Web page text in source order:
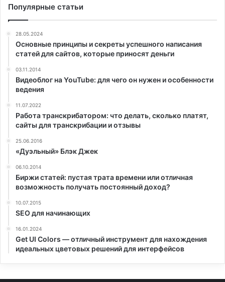
Популярные статьи
28.05.2024
Основные принципы и секреты успешного написания
статей для сайтов, которые приносят деньги
03.11.2014
Видеоблог на YouTube: для чего он нужен и особенности
ведения
11.07.2022
Работа транскрибатором: что делать, сколько платят,
сайты для транскрибации и отзывы
25.06.2016
«Дуэльный» Блэк Джек
06.10.2014
Биржи статей: пустая трата времени или отличная
возможность получать постоянный доход?
10.07.2015
SEO для начинающих
16.01.2024
Get UI Colors — отличный инструмент для нахождения
идеальных цветовых решений для интерфейсов